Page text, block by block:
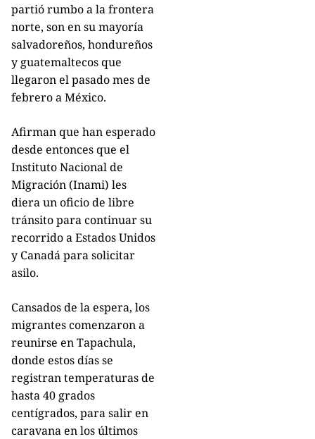
partió rumbo a la frontera
norte, son en su mayoría
salvadoreños, hondureños
y guatemaltecos que
llegaron el pasado mes de
febrero a México.
Afirman que han esperado
desde entonces que el
Instituto Nacional de
Migración (Inami) les
diera un oficio de libre
tránsito para continuar su
recorrido a Estados Unidos
y Canadá para solicitar
asilo.
Cansados de la espera, los
migrantes comenzaron a
reunirse en Tapachula,
donde estos días se
registran temperaturas de
hasta 40 grados
centígrados, para salir en
caravana en los últimos